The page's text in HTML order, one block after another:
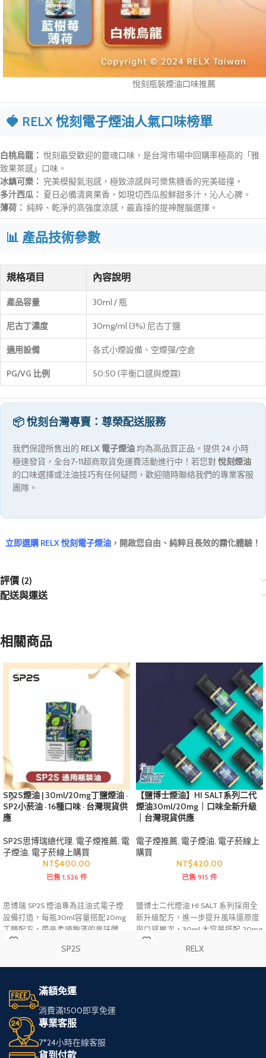
悅刻瓶裝煙油口味推薦
🍓 RELX 悅刻電子煙油人氣口味榜單
白桃烏龍： 悅刻最受歡迎的靈魂口味，是台灣市場中回購率極高的「雅
致果茶感」口味。
冰鎮可樂： 完美模擬氣泡感，極致涼感與可樂焦糖香的完美碰撞。
多汁西瓜： 夏日必備清爽果香，如現切西瓜般鮮甜多汁，沁人心脾。
薄荷： 純粹、乾淨的高強度涼感，最直接的提神醒腦選擇。
📊 產品技術參數
規格項目 內容說明
產品容量 30ml / 瓶
尼古丁濃度 30mg/ml (3%) 尼古丁鹽
適用設備 各式小煙設備、空煙彈/空倉
PG/VG 比例 50:50 (平衡口感與煙霧)
📦 悅刻台灣專賣：尊榮配送服務
我們保證所售出的 RELX 電子煙油均為高品質正品。提供 24 小時
極速發貨，全台7-11超商取貨免運費活動進行中！若您對悅刻煙油
的口味選擇或注油技巧有任何疑問，歡迎隨時聯絡我們的專業客服
團隊。
立即選購 RELX 悅刻電子煙油 ，開啟您自由、純粹且長效的霧化體驗！
評價 (2)
配送與運送
相關商品
SP2S煙油 | 30ml/20mg丁鹽煙油 ·
SP2小菸油 · 16種口味 · 台灣現貨供
應
SP2S思博瑞總代理, 電子煙推薦, 電
子煙油, 電子菸線上購買
NT$400.00
已售 1,526 件
思博瑞 SP2S 煙油專為註油式電子煙
設備打造，每瓶30ml容量搭配20mg
丁鹽配方，帶來柔順飽滿的風味體
驗。全系列提供16種人氣口味選擇，
從清爽水果、沁涼冰感到經典風味應
空倉煙彈與註油主機，是追求口感與
品質玩家的熱門煙油選擇。
【鹽博士煙油】HI SALT系列二代
煙油30ml/20mg｜口味全新升級
｜台灣現貨供應
電子煙推薦, 電子煙油, 電子菸線上
購買
NT$420.00
已售 915 件
鹽博士二代煙油 HI SALT 系列採用全
新升級配方，進一步提升風味還原度
與口感層次，30ml 大容量搭配 20mg
丁鹽濃度，兼顧風味表現與使用體
驗。涵蓋水果、飲品、薄荷等多種熱
SP2S RELX
滿額免運
消費滿1500即享免運
專業客服
7*24小時在線客服
貨到付款